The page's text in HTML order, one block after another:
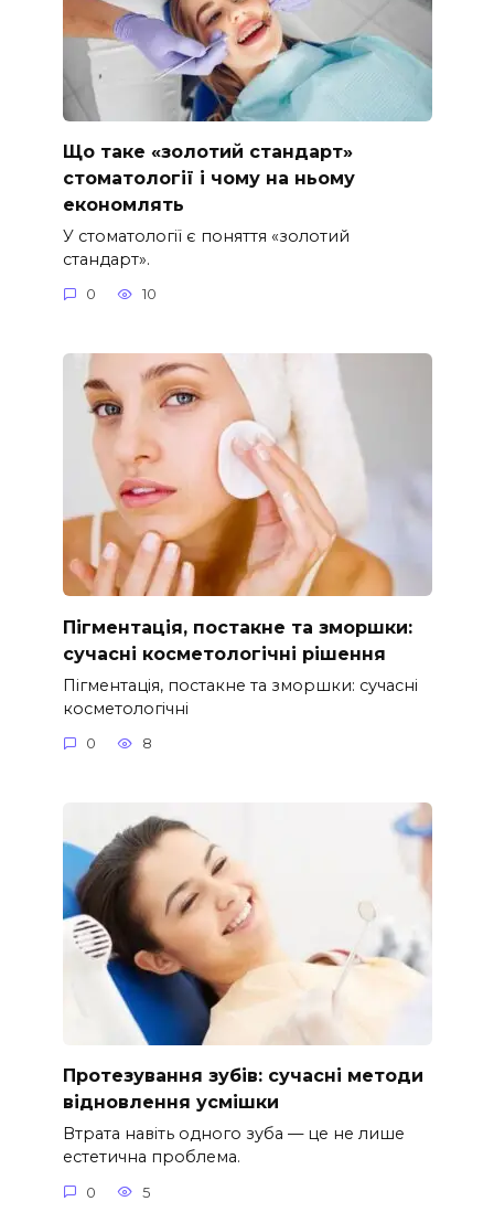
Що таке «золотий стандарт»
стоматології і чому на ньому
економлять
У стоматології є поняття «золотий
стандарт».
0 10
Пігментація, постакне та зморшки:
сучасні косметологічні рішення
Пігментація, постакне та зморшки: сучасні
косметологічні
0 8
Протезування зубів: сучасні методи
відновлення усмішки
Втрата навіть одного зуба — це не лише
естетична проблема.
0 5